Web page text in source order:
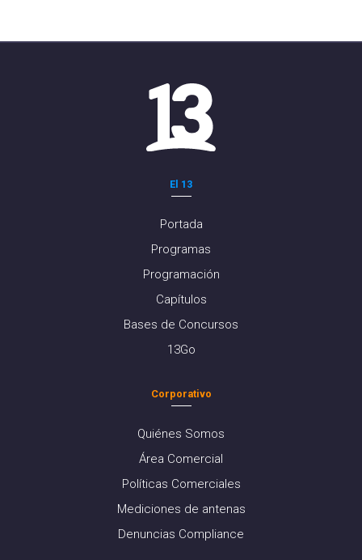
El 13
Portada
Programas
Programación
Capítulos
Bases de Concursos
13Go
Corporativo
Quiénes Somos
Área Comercial
Políticas Comerciales
Mediciones de antenas
Denuncias Compliance